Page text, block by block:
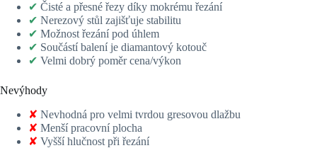
✔ Čisté a přesné řezy díky mokrému řezání
✔ Nerezový stůl zajišťuje stabilitu
✔ Možnost řezání pod úhlem
✔ Součástí balení je diamantový kotouč
✔ Velmi dobrý poměr cena/výkon
Nevýhody
✘ Nevhodná pro velmi tvrdou gresovou dlažbu
✘ Menší pracovní plocha
✘ Vyšší hlučnost při řezání